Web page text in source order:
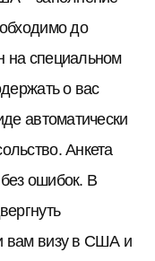
до
на специальном
о вас
автоматически
Анкета
ошибок. В
вам визу в США и